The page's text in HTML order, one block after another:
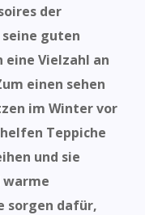
der
seine guten
eine Vielzahl an
einen sehen
im Winter vor
Teppiche
und sie
sorgen dafür,